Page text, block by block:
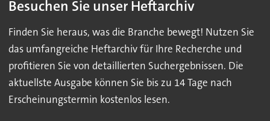
Besuchen Sie unser Heftarchiv
Finden Sie heraus, was die Branche bewegt! Nutzen Sie
das umfangreiche Heftarchiv für Ihre Recherche und
profitieren Sie von detaillierten Suchergebnissen. Die
aktuellste Ausgabe können Sie bis zu 14 Tage nach
Erscheinungstermin kostenlos lesen.